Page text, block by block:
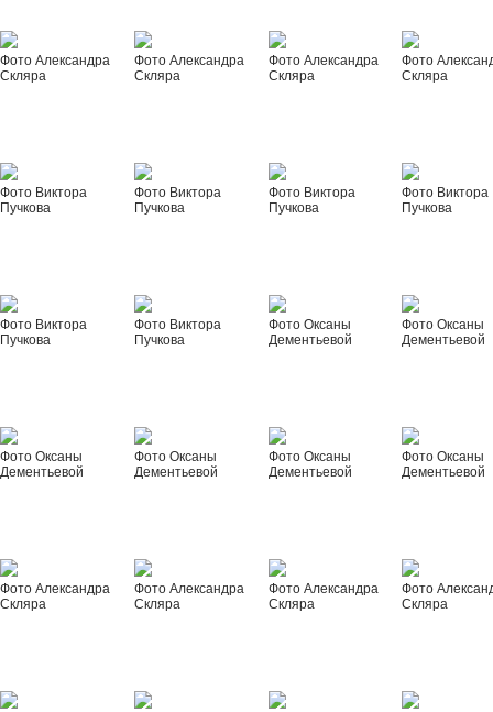
Фото Александра
Скляра
Фото Александра
Скляра
Фото Александра
Скляра
Фото
Скляра
Фото Виктора
Пучкова
Фото Виктора
Пучкова
Фото Виктора
Пучкова
Фото Виктора
Пучкова
Фото Виктора
Пучкова
Фото Виктора
Пучкова
Фото Оксаны
Дементьевой
Фото Оксаны
Дементьевой
Фото Оксаны
Дементьевой
Фото Оксаны
Дементьевой
Фото Оксаны
Дементьевой
Фото Оксаны
Дементьевой
Фото Александра
Скляра
Фото Александра
Скляра
Фото Александра
Скляра
Фото
Скляра